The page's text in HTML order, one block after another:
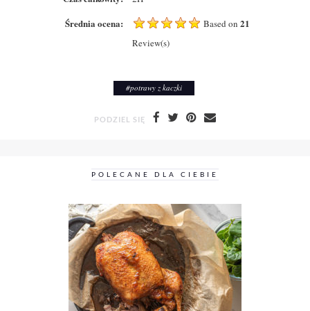
Średnia ocena: Based on 21
Review(s)
#potrawy z kaczki
PODZIEL SIĘ
POLECANE DLA CIEBIE